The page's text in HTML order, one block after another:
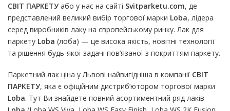
СВІТ ПАРКЕТУабо у нас на сайті Svitparketu.com, де
представлений великий вибір торгової марки Loba, лідера
серед виробників лаку на європейському ринку. Лак для
паркету Loba (лоба) — це висока якість, новітні технології
та рішення будь-якої задачі пов’язаної з покриттям паркету.
Паркетний лак ціна у Львові найвигідніша в компанії СВІТ
ПАРКЕТУ, яка є офіційним дистриб’ютором торгової марки
Loba. Тут Ви знайдете повний асортиментний ряд лаків